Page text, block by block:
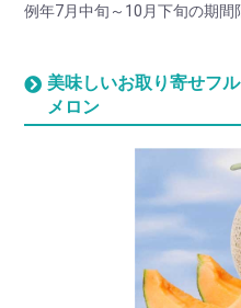
例年7月中旬～10月下旬の期間
美味しいお取り寄せフ
メロン